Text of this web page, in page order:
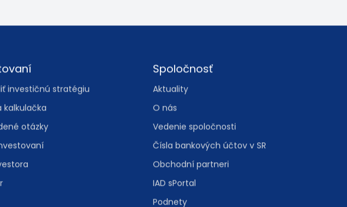
investičnú stratégiu
otázky
Spoločnosť
Aktuality
Vedenie spoločnosti
Čísla bankových účtov v SR
Obchodní partneri